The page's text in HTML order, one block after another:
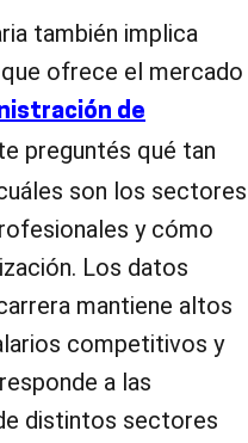
también implica
ofrece el mercado
de
preguntés qué tan
son los sectores
y cómo
Los datos
mantiene altos
competitivos y
a las
distintos sectores